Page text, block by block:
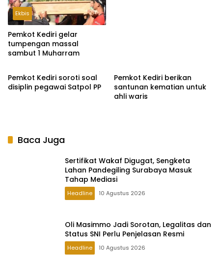
Ekbis
Pemkot Kediri gelar
tumpengan massal
sambut 1 Muharram
Ekbis
Pemkot Kediri soroti soal
disiplin pegawai Satpol PP
Pemkot Kediri berikan
santunan kematian untuk
ahli waris
Baca Juga
Sertifikat Wakaf Digugat, Sengketa
Lahan Pandegiling Surabaya Masuk
Tahap Mediasi
Headline 10 Agustus 2026
Oli Masimmo Jadi Sorotan, Legalitas dan
Status SNI Perlu Penjelasan Resmi
Headline 10 Agustus 2026